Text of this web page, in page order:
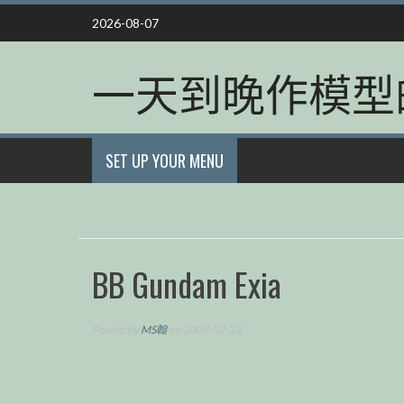
Skip
content
2026-08-07
一天到晚作模型
SET UP YOUR MENU
BB Gundam Exia
MS翰on 2009-02-23